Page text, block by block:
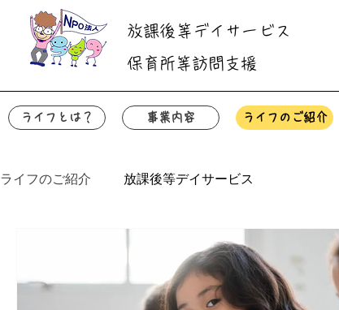
放課後等デイサービス
保育所等訪問支援
ライフとは？ 事業内容 ライフのご紹介
ライフのご紹介 放課後等デイサービス